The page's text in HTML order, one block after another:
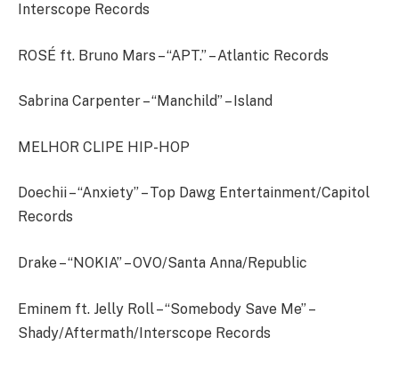
Interscope Records
ROSÉ ft. Bruno Mars – “APT.” – Atlantic Records
Sabrina Carpenter – “Manchild” – Island
MELHOR CLIPE HIP-HOP
Doechii – “Anxiety” – Top Dawg Entertainment/Capitol
Records
Drake – “NOKIA” – OVO/Santa Anna/Republic
Eminem ft. Jelly Roll – “Somebody Save Me” –
Shady/Aftermath/Interscope Records